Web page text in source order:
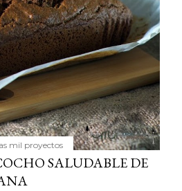
mil proyectos
SALUDABLE DE